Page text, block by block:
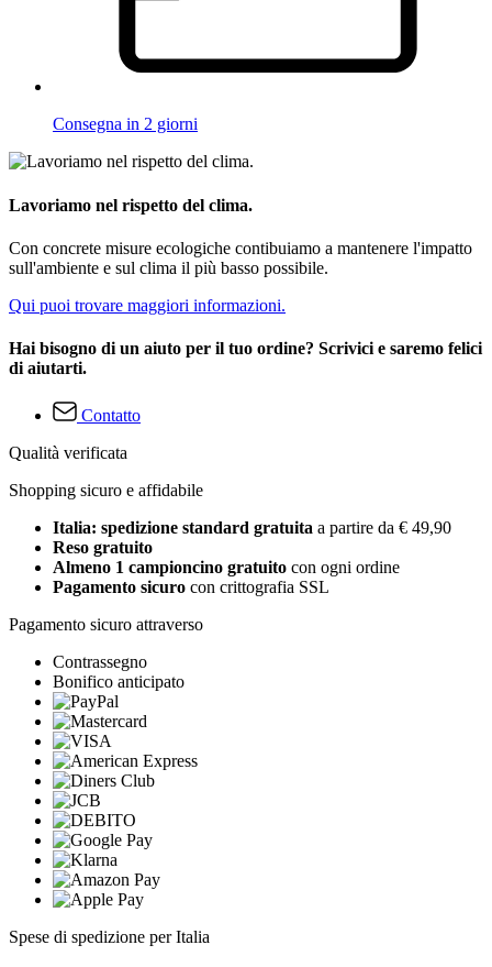
Consegna in 2 giorni
Lavoriamo nel rispetto del clima.
Con concrete misure ecologiche contibuiamo a mantenere l'impatto
sull'ambiente e sul clima il più basso possibile.
Qui puoi trovare maggiori informazioni.
Hai bisogno di un aiuto per il tuo ordine? Scrivici e saremo felici
di aiutarti.
Contatto
Qualità verificata
Shopping sicuro e affidabile
Italia: spedizione standard gratuita a partire da € 49,90
Reso gratuito
Almeno 1 campioncino gratuito con ogni ordine
Pagamento sicuro con crittografia SSL
Pagamento sicuro attraverso
Contrassegno
Bonifico anticipato
Spese di spedizione per Italia